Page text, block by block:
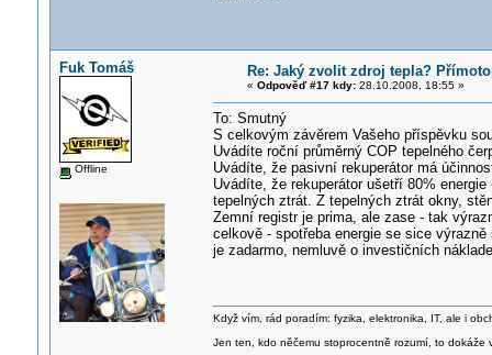
Fuk Tomáš
Offline
Re: Jaký zvolit zdroj tepla?
« Odpověď #17 kdy:28.10.2008, 18:55 »
To: Smutný
S celkovým závěrem Vašeho příspěvku
Uvádíte roční průměrný COP tepelného
Uvádíte, že pasivní rekuperátor má
Uvádíte, že rekuperátor ušetří 80%
tepelných ztrát. Z tepelných ztrát okny,
Zemní registr je prima, ale zase - tak
celkově - spotřeba energie se sice
je zadarmo, nemluvě o investičních
Když vím, rád poradím: fyzika, elektronika, IT, ale i
Jen ten, kdo něčemu stoprocentně rozumí, to dokáže